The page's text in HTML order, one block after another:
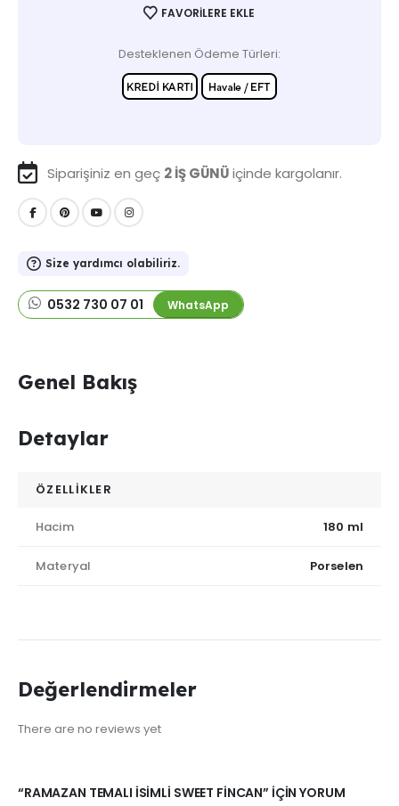
FAVORILERE EKLE
Desteklenen Ödeme Türleri:
Siparişiniz en geç 2 İŞ GÜNÜiçinde kargolanır.
Size yardımcı olabiliriz.
0532 730 07 01 WhatsApp
Genel Bakış
Detaylar
ÖZELLİKLER
Hacim 180 ml
Materyal Porselen
Değerlendirmeler
There are no reviews yet
“RAMAZAN TEMALI İSIMLI SWEET FINCAN” IÇIN YORUM